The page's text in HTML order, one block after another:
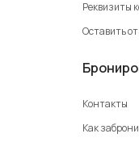
Реквизиты
Оставить
Контакты
Как